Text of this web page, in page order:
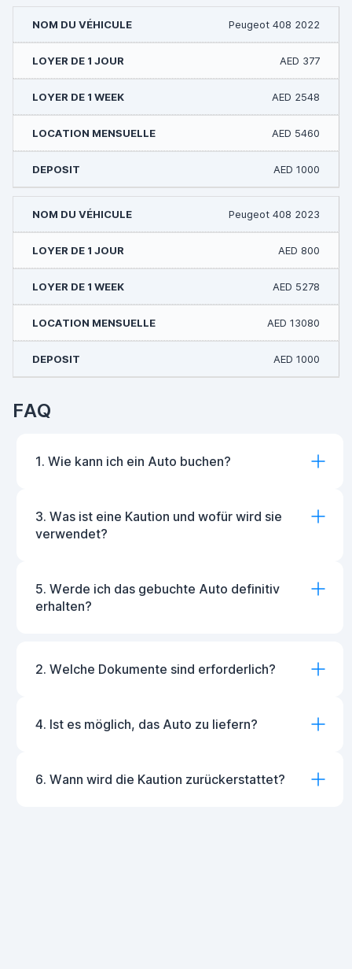
Peugeot 408 2022
AED 377
AED 2548
AED 5460
AED 1000
Peugeot 408 2023
AED 800
AED 5278
AED 13080
AED 1000
FAQ
1. Wie kann ich ein Auto buchen?
3. Was ist eine Kaution und wofür wird sie
verwendet?
5. Werde ich das gebuchte Auto definitiv
erhalten?
2. Welche Dokumente sind erforderlich?
4. Ist es möglich, das Auto zu liefern?
6. Wann wird die Kaution zurückerstattet?